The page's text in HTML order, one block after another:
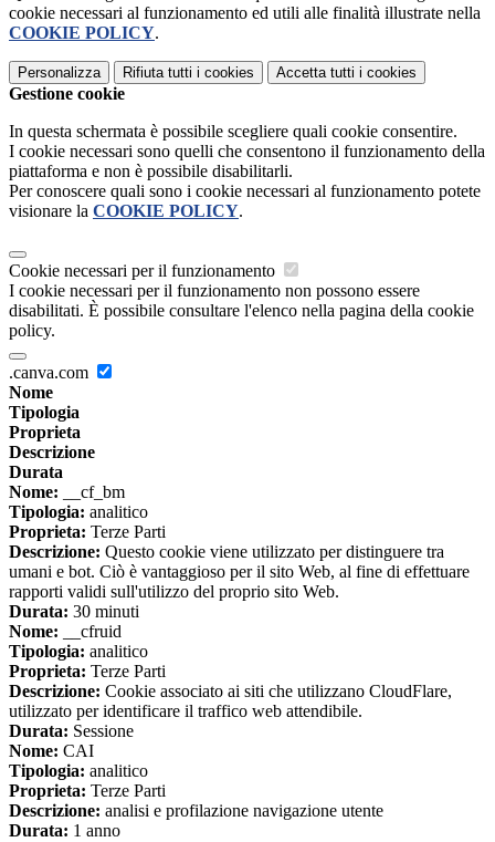
cookie necessari al funzionamento ed utili alle finalità illustrate nella
COOKIE POLICY.
Personalizza Rifiuta tutti i cookies Accetta tutti i cookies
Gestione cookie
In questa schermata è possibile scegliere quali cookie consentire.
I cookie necessari sono quelli che consentono il funzionamento della
piattaforma e non è possibile disabilitarli.
Per conoscere quali sono i cookie necessari al funzionamento potete
visionare la COOKIE POLICY.
Cookie necessari per il funzionamento
I cookie necessari per il funzionamento non possono essere
disabilitati. È possibile consultare l'elenco nella pagina della cookie
policy.
.canva.com
Nome
Tipologia
Proprieta
Descrizione
Durata
Nome: __cf_bm
Tipologia: analitico
Proprieta: Terze Parti
Descrizione: Questo cookie viene utilizzato per distinguere tra
umani e bot. Ciò è vantaggioso per il sito Web, al fine di effettuare
rapporti validi sull'utilizzo del proprio sito Web.
Durata: 30 minuti
Nome: __cfruid
Tipologia: analitico
Proprieta: Terze Parti
Descrizione: Cookie associato ai siti che utilizzano CloudFlare,
utilizzato per identificare il traffico web attendibile.
Durata: Sessione
Nome: CAI
Tipologia: analitico
Proprieta: Terze Parti
Descrizione: analisi e profilazione navigazione utente
Durata: 1 anno